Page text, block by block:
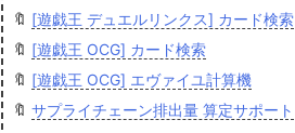
🔖 [遊戯王 デュエルリンクス] カード検索
🔖 [遊戯王 OCG] カード検索
🔖 [遊戯王 OCG] エヴァイユ計算機
🔖 サプライチェーン排出量 算定サポート